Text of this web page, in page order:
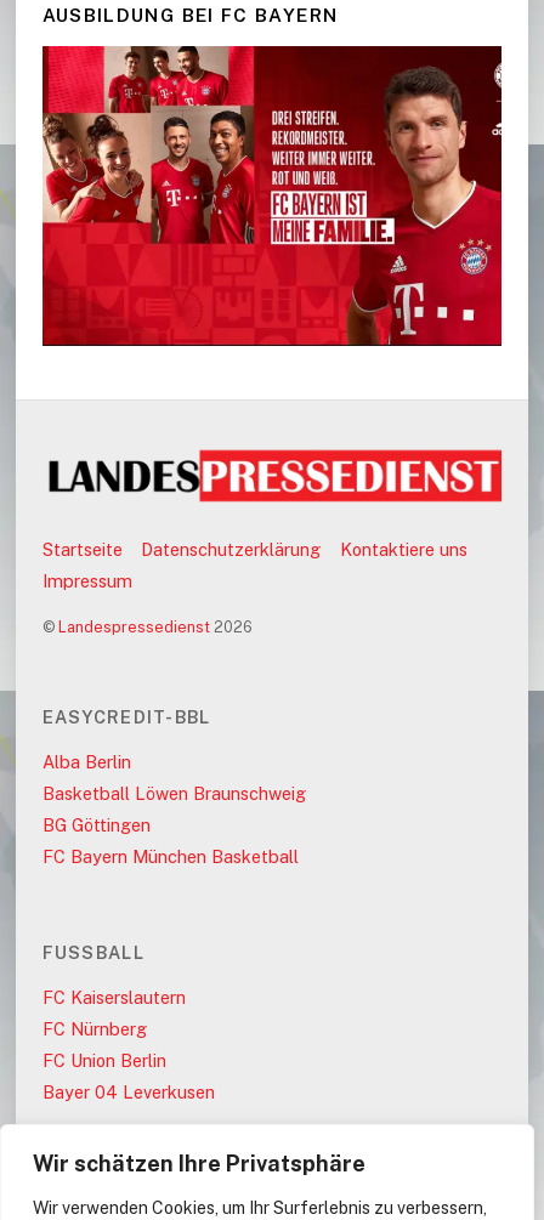
Wir schätzen Ihre Privatsphäre
Wir verwenden Cookies, um Ihr Surferlebnis zu verbessern,
AUSBILDUNG BEI FC BAYERN
Startseite Datenschutzerklärung
Kontaktiere uns
Impressum
© Landespressedienst2026
EASYCREDIT-BBL
Alba Berlin
Basketball Löwen Braunschweig
BG Göttingen
FC Bayern München Basketball
FUSSBALL
FC Kaiserslautern
FC Nürnberg
FC Union Berlin
Bayer 04 Leverkusen